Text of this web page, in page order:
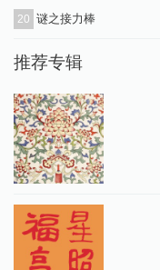
20 谜之接力棒
推荐专辑